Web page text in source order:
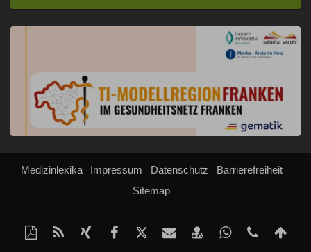
Medizinlexika Impressum Datenschutz
Barrierefreiheit
Sitemap
Diese
Seite
RSS-
Feed
Auf
Xing
Auf
Facebook
Twitter
Per
Mail
vCard
speichern
Auf
Whatsapp
Kontakt